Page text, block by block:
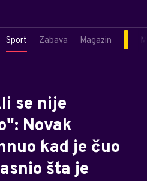
Sport Zabava Magazin
se nije
Novak
kad je čuo
šta je